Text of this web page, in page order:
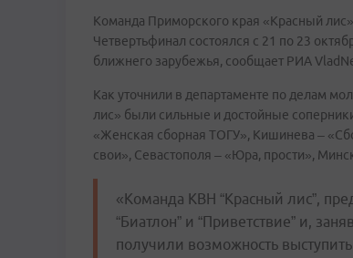
Команда Приморского края «Красный
Четвертьфинал состоялся с 21 по 23
ближнего зарубежья, сообщает РИА
Как уточнили в департаменте по делам
лис» были сильные и достойные
«Женская сборная ТОГУ», Кишинева –
свои», Севастополя – «Юра, прости»,
«Команда КВН “Красный лис”,
“Биатлон” и “Приветствие” и,
получили возможность